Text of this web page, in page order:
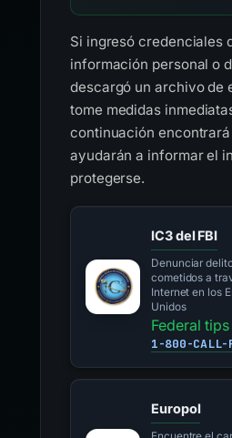
Si ingresó credenciales
información personal o
descargó un archivo de
tome medidas
continuación
ayudarán a informar el
protegerse.
IC3 del FBI
Denunciar
cometidos a
Internet en los
Unidos
Federal
1-800-CALL-
Europol